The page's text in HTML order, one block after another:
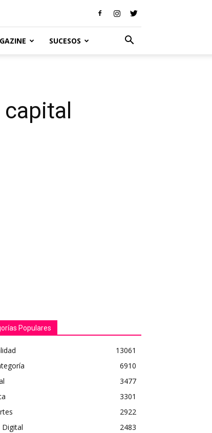
SUCESOS
Populares
13061
6910
3477
3301
2922
Digital
2483